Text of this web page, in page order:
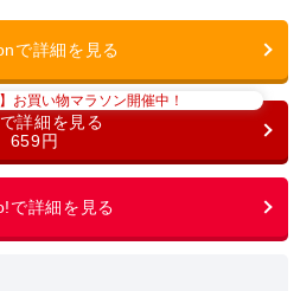
お買い物マラソン開催中！
659円